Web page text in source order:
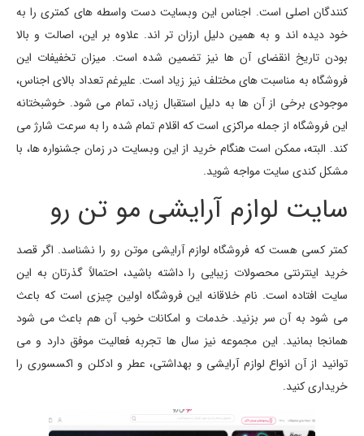
کنندگان اصلی است. اجناس این وبسایت دست واسطه های کمتری را به
خود دیده اند و به همین دلیل ارزان تر اند. علاوه بر این، اصالت و بالا
بودن تاریخ انقضای آن ها نیز تضمین شده است. میزان تخفیفات این
فروشگاه به مناسبت های مختلف نیز زیاد است. علیرغم تعداد بالای اجناس،
موجودی برخی از آن ها به دلیل استقبال زیاد، تمام می شود. خوشبختانه
این فروشگاه از جمله مراکزی است که اقلام تمام شده را به سرعت شارژ می
کند. البته، ممکن است هنگام خرید از این وبسایت در زمان جشنواره ها، با
مشکل کندی سایت مواجه شوید.
سایت لوازم آرایشی مو تن رو
کمتر کسی هست که فروشگاه لوازم آرایشی موتن رو را نشناسد. اگر قصد
خرید اینترنتی محصولات زیبایی را داشته باشید، احتمالاً گذرتان به این
سایت افتاده است. نام خلاقانه این فروشگاه اولین چیزی است که باعث
می شود به آن سر بزنید. خدمات و امکانات خوب آن هم باعث می شود
همانجا بمانید. این مجموعه نیز سال ها تجربه فعالیت موفق دارد و می
توانید از آن انواع لوازم آرایشی و بهداشتی، عطر و ادکلن و اکسسوری را
خریداری کنید.